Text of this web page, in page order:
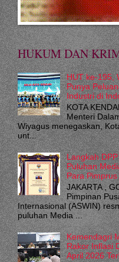
HUKUM DAN
HUT ke-195,
Punya
Industri di
KOTA
Menteri
Wiyagus menegaskan,
unt...
Langkah
Puluhan
Para
JAKARTA ,
Pimpinan
Internasional (ASWIN)
puluhan Media ...
Kemendagri
Rakor Inflasi
April 2026